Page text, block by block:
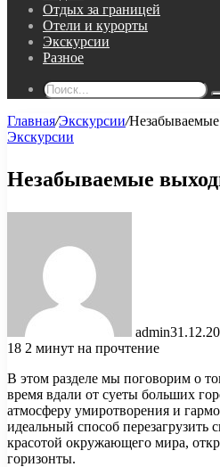
Отдых за границей
Отели и курорты
Экскурсии
Разное
Главная/Экскурсии/
Экскурсии
Незабываемые
admin
18 2 минут на прочтение
В этом разделе мы поговорим о
время вдали от суеты больших
атмосферу умиротворения и
идеальный способ перезагрузить
красотой окружающего мира,
горизонты.